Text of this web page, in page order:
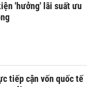
'hưởng' lãi suất ưu
tiếp cận vốn quốc tế